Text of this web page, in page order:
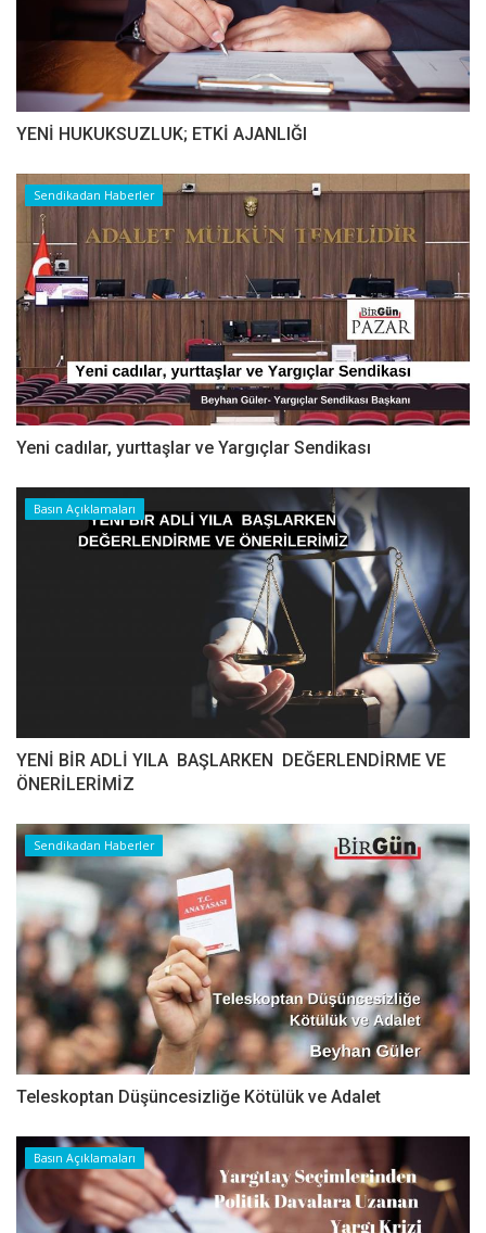
YENİ HUKUKSUZLUK; ETKİ AJANLIĞI
Sendikadan Haberler
Yeni cadılar, yurttaşlar ve Yargıçlar Sendikası
Basın Açıklamaları
YENİ BİR ADLİ YILA BAŞLARKEN DEĞERLENDİRME VE
ÖNERİLERİMİZ
Sendikadan Haberler
Teleskoptan Düşüncesizliğe Kötülük ve Adalet
Basın Açıklamaları